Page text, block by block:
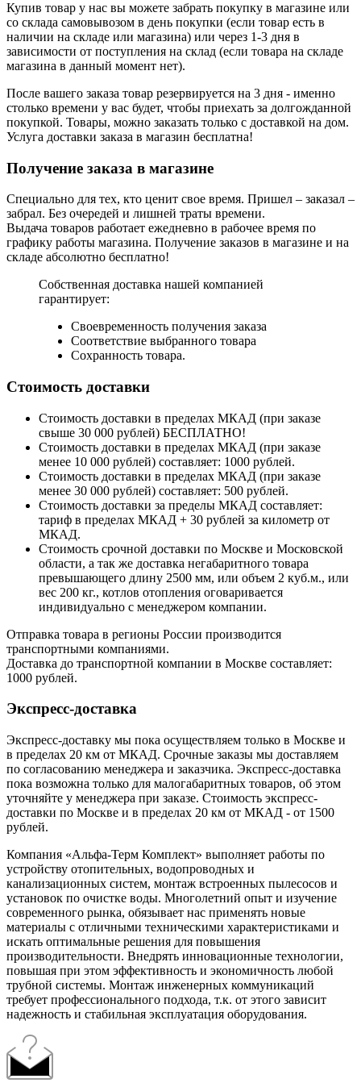
Купив товар у нас вы можете забрать покупку в магазине или
со склада самовывозом в день покупки (если товар есть в
наличии на складе или магазина) или через 1-3 дня в
зависимости от поступления на склад (если товара на складе
магазина в данный момент нет).
После вашего заказа товар резервируется на 3 дня - именно
столько времени у вас будет, чтобы приехать за долгожданной
покупкой. Товары, можно заказать только с доставкой на дом.
Услуга доставки заказа в магазин бесплатна!
Получение заказа в магазине
Специально для тех, кто ценит свое время. Пришел – заказал –
забрал. Без очередей и лишней траты времени.
Выдача товаров работает ежедневно в рабочее время по
графику работы магазина. Получение заказов в магазине и на
складе абсолютно бесплатно!
Собственная доставка нашей компанией
гарантирует:
Своевременность получения заказа
Соответствие выбранного товара
Сохранность товара.
Стоимость доставки
Стоимость доставки в пределах МКАД (при заказе
свыше 30 000 рублей) БЕСПЛАТНО!
Стоимость доставки в пределах МКАД (при заказе
менее 10 000 рублей) составляет: 1000 рублей.
Стоимость доставки в пределах МКАД (при заказе
менее 30 000 рублей) составляет: 500 рублей.
Стоимость доставки за пределы МКАД составляет:
тариф в пределах МКАД + 30 рублей за километр от
МКАД.
Стоимость срочной доставки по Москве и Московской
области, а так же доставка негабаритного товара
превышающего длину 2500 мм, или объем 2 куб.м., или
вес 200 кг., котлов отопления оговаривается
индивидуально с менеджером компании.
Отправка товара в регионы России производится
транспортными компаниями.
Доставка до транспортной компании в Москве составляет:
1000 рублей.
Экспресс-доставка
Экспресс-доставку мы пока осуществляем только в Москве и
в пределах 20 км от МКАД. Срочные заказы мы доставляем
по согласованию менеджера и заказчика. Экспресс-доставка
пока возможна только для малогабаритных товаров, об этом
уточняйте у менеджера при заказе. Стоимость экспресс-
доставки по Москве и в пределах 20 км от МКАД - от 1500
рублей.
Компания «Альфа-Терм Комплект» выполняет работы по
устройству отопительных, водопроводных и
канализационных систем, монтаж встроенных пылесосов и
установок по очистке воды. Многолетний опыт и изучение
современного рынка, обязывает нас применять новые
материалы с отличными техническими характеристиками и
искать оптимальные решения для повышения
производительности. Внедрять инновационные технологии,
повышая при этом эффективность и экономичность любой
трубной системы. Монтаж инженерных коммуникаций
требует профессионального подхода, т.к. от этого зависит
надежность и стабильная эксплуатация оборудования.